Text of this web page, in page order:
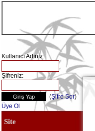
Kullanıcı Adınız:
Şifreniz:
(Şifre Sor)
Üye Ol
Site